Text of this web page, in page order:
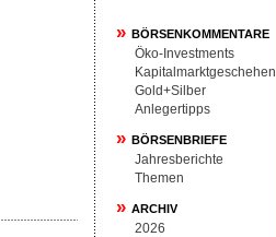
» BÖRSENKOMMENTARE
Öko-Investments
Kapitalmarktgeschehen
Gold+Silber
Anlegertipps
» BÖRSENBRIEFE
Jahresberichte
Themen
» ARCHIV
2026